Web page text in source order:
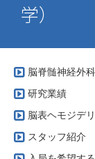
学）
脳脊髄神経外
研究業績
脳表ヘモジデ
スタッフ紹介